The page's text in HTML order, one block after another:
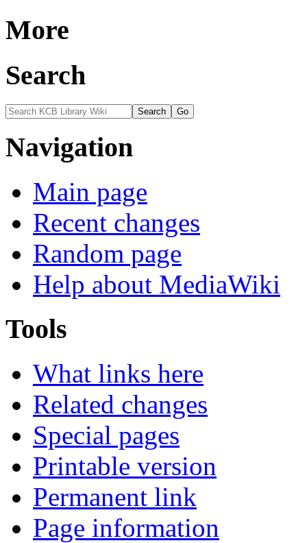
More
Search
Navigation
Main page
Recent changes
Random page
Help about MediaWiki
Tools
What links here
Related changes
Special pages
Printable version
Permanent link
Page information